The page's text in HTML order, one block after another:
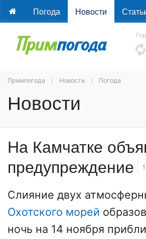
Погода Новости
Примпогода Новости Погода
Новости
На Камчатке
предупреждение
Слияние двух
Охотского морей
ночь на 14 ноября